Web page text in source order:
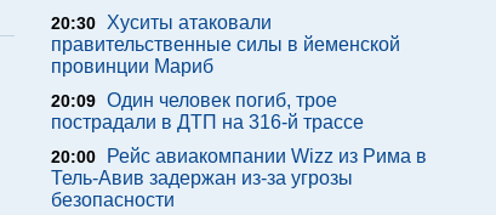
20:30
Хуситы атаковали
правительственные силы в йеменской
провинции Мариб
20:09 Один человек погиб, трое
пострадали в ДТП на 316-й трассе
20:00
Рейс авиакомпании Wizz из Рима в
Тель-Авив задержан из-за угрозы
безопасности